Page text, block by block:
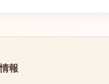
報